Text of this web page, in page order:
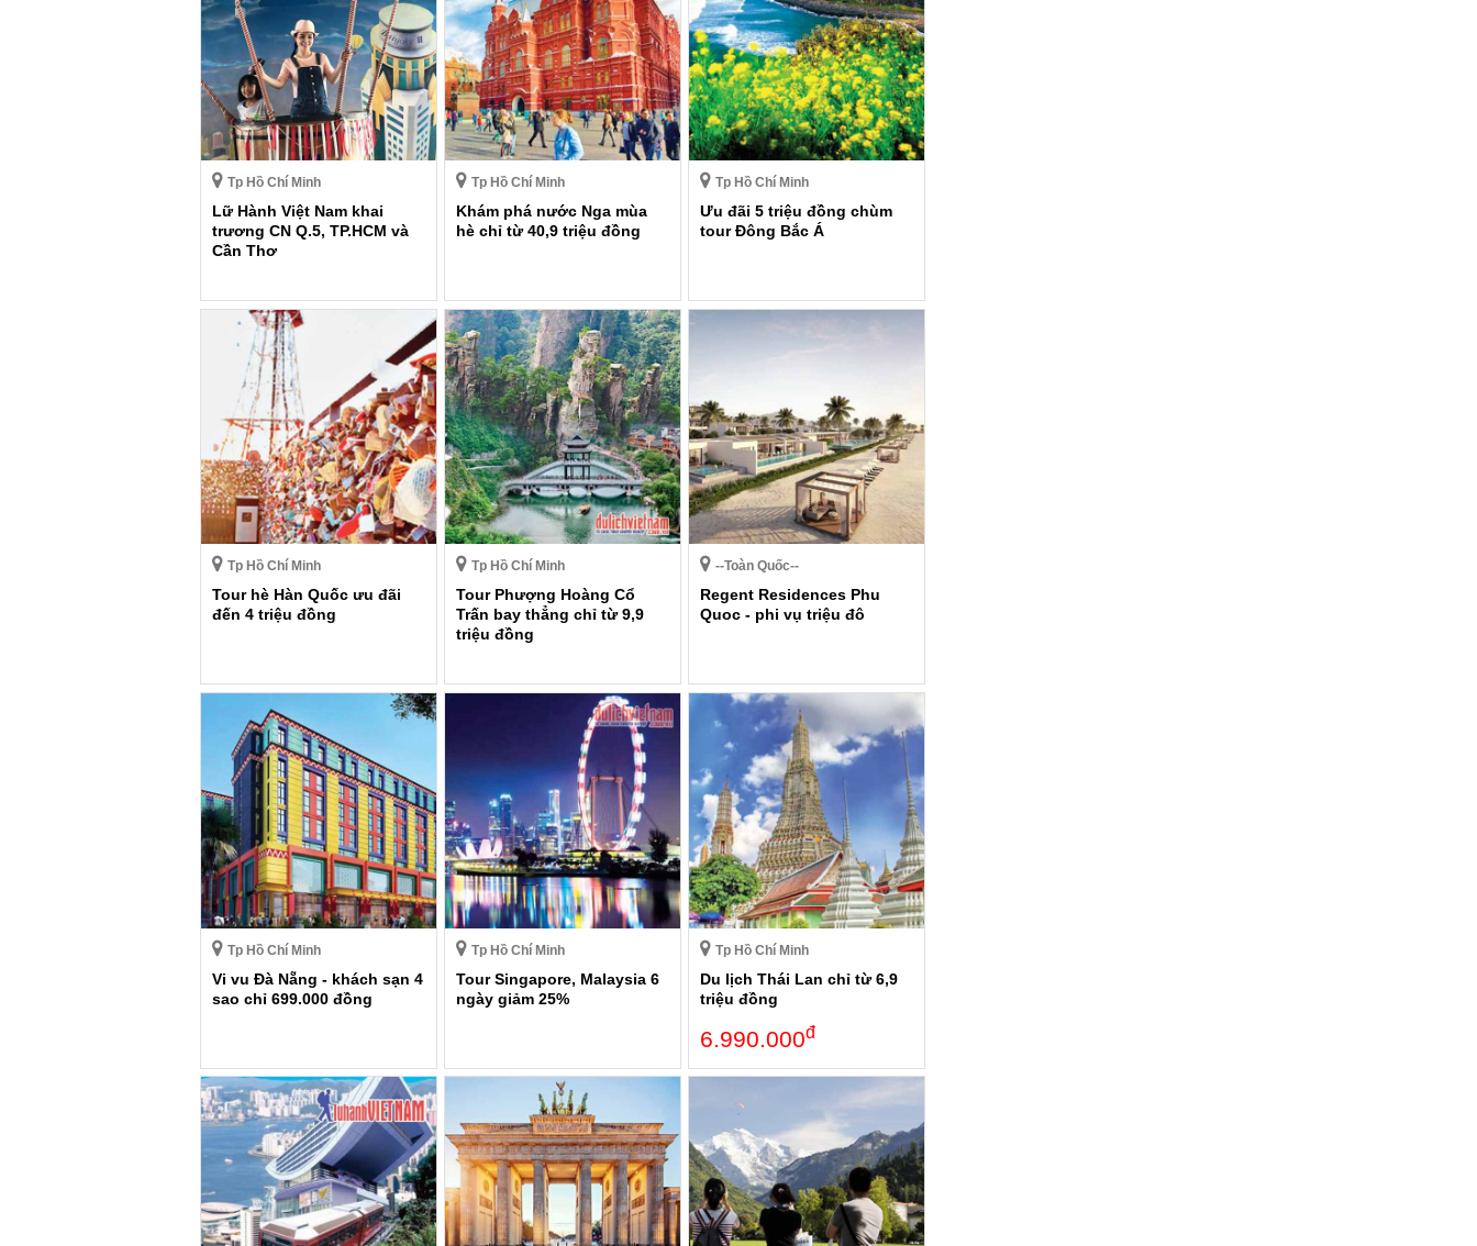
Tp Hồ Chí Minh
Lữ Hành Việt Nam khai
trương CN Q.5, TP.HCM và
Cần Thơ
Tp Hồ Chí Minh
Khám phá nước Nga mùa
hè chỉ từ 40,9 triệu đồng
Tp Hồ Chí Minh
Ưu đãi 5 triệu đồng chùm
tour Đông Bắc Á
Tp Hồ Chí Minh
Tour hè Hàn Quốc ưu đãi
đến 4 triệu đồng
Tp Hồ Chí Minh
Tour Phượng Hoàng Cổ
Trấn bay thẳng chỉ từ 9,9
triệu đồng
--Toàn Quốc--
Regent Residences Phu
Quoc - phi vụ triệu đô
Tp Hồ Chí Minh
Vi vu Đà Nẵng - khách sạn 4
sao chỉ 699.000 đồng
Tp Hồ Chí Minh
Tour Singapore, Malaysia 6
ngày giảm 25%
Tp Hồ Chí Minh
Du lịch Thái Lan chỉ từ 6,9
triệu đồng
6.990.000đ